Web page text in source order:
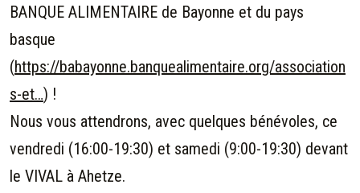
BANQUE ALIMENTAIRE de Bayonne et du pays
basque
(https://babayonne.banquealimentaire.org/association
s-et…) !
Nous vous attendrons, avec quelques bénévoles, ce
vendredi (16:00-19:30) et samedi (9:00-19:30) devant
le VIVAL à Ahetze.